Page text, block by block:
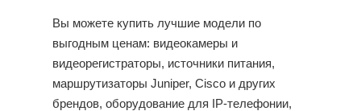
Вы можете купить лучшие модели по
выгодным ценам: видеокамеры и
видеорегистраторы, источники питания,
маршрутизаторы Juniper, Cisco и других
брендов, оборудование для IP-телефонии,